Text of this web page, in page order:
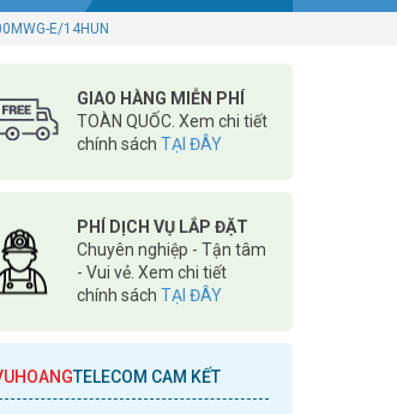
E/14HUN
GIAO HÀNG MIỄN PHÍ
TOÀN QUỐC. Xem chi tiết
chính sách TẠI ĐÂY
PHÍ DỊCH VỤ LẮP ĐẶT
Chuyên nghiệp - Tận tâm
- Vui vẻ. Xem chi tiết
chính sách TẠI ĐÂY
TELECOM CAM KẾT